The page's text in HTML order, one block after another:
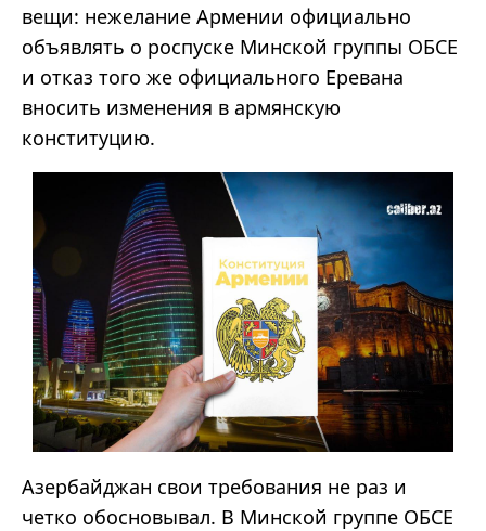
вещи: нежелание Армении официально
объявлять о роспуске Минской группы ОБСЕ
и отказ того же официального Еревана
вносить изменения в армянскую
конституцию.
Азербайджан свои требования не раз и
четко обосновывал. В Минской группе ОБСЕ